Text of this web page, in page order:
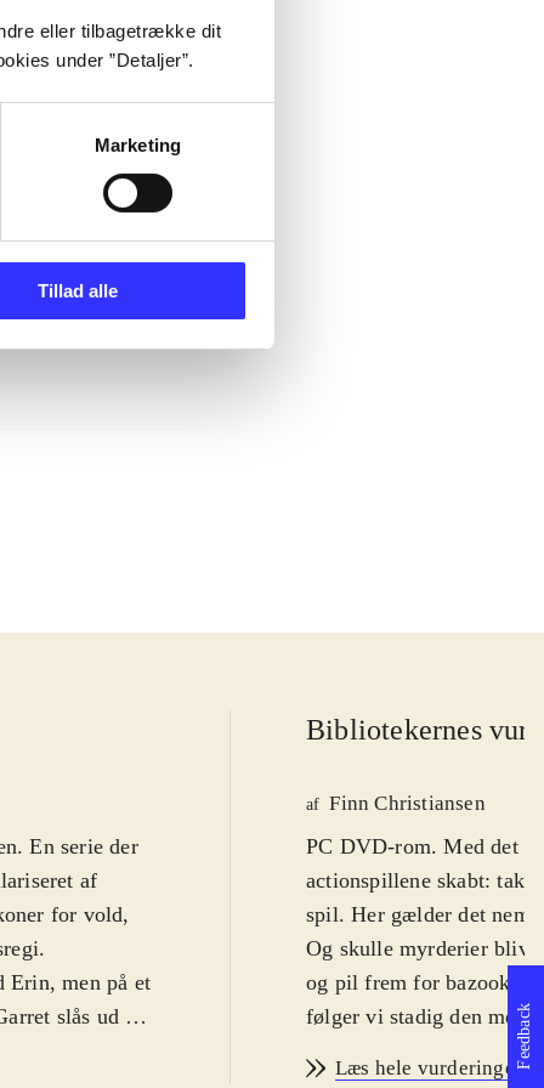
eller tilbagetrække dit
under ”Detaljer”.
Marketing
Tillad alle
En serie der
af
for vold,
.
Erin, men på et
slås ud af
Bibliotekernes
af Finn Christiansen
PC DVD-rom. Med det
actionspillene skabt:
spil. Her gælder det
Og skulle myrderier
og pil frem for
følger vi stadig den
magisk ædelsten.
Læs hele vurderingenFeedback